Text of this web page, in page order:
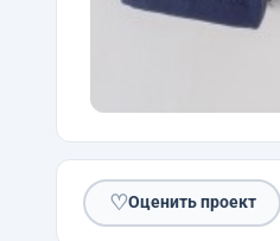
♡Оценить проект